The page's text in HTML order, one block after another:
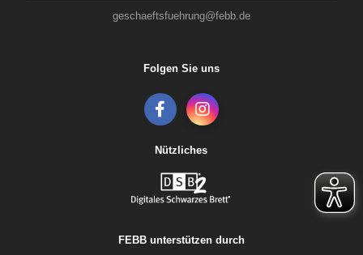
geschaeftsfuehrung@febb.de
Folgen Sie uns
Nützliches
FEBB unterstützen durch